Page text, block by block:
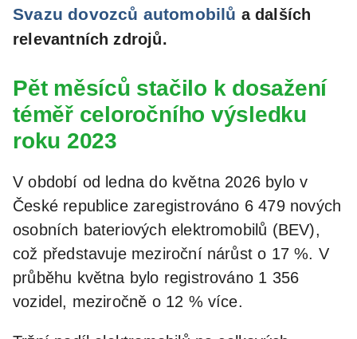
Svazu dovozců automobilů a dalších
relevantních zdrojů.
Pět měsíců stačilo k dosažení
téměř celoročního výsledku
roku 2023
V období od ledna do května 2026 bylo v
České republice zaregistrováno 6 479 nových
osobních bateriových elektromobilů (BEV),
což představuje meziroční nárůst o 17 %. V
průběhu května bylo registrováno 1 356
vozidel, meziročně o 12 % více.